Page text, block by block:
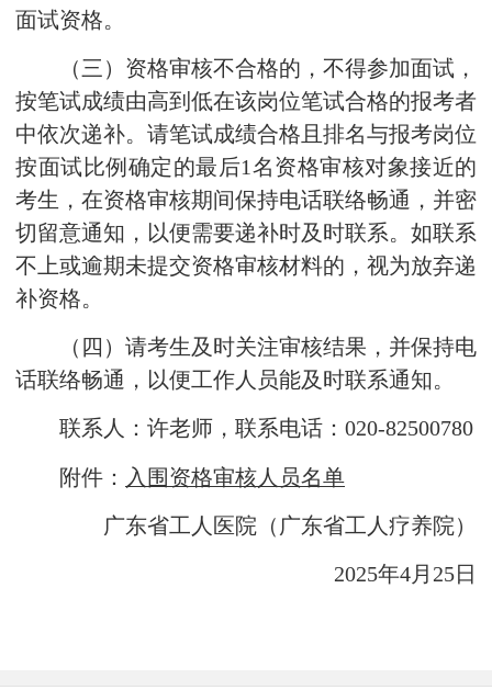
面试资格。
（三）资格审核不合格的，不得参加面试，
按笔试成绩由高到低在该岗位笔试合格的报考者
中依次递补。请笔试成绩合格且排名与报考岗位
按面试比例确定的最后1名资格审核对象接近的
考生，在资格审核期间保持电话联络畅通，并密
切留意通知，以便需要递补时及时联系。如联系
不上或逾期未提交资格审核材料的，视为放弃递
补资格。
（四）请考生及时关注审核结果，并保持电
话联络畅通，以便工作人员能及时联系通知。
联系人：许老师，联系电话：020-82500780
附件： 入围资格审核人员名单
广东省工人医院（广东省工人疗养院）
2025年4月25日